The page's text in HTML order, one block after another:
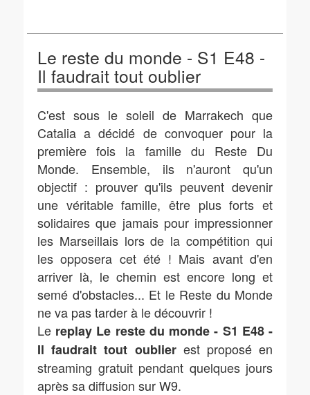
Le reste du monde - S1 E48 -
Il faudrait tout oublier
C'est sous le soleil de Marrakech que
Catalia a décidé de convoquer pour la
première fois la famille du Reste Du
Monde. Ensemble, ils n'auront qu'un
objectif : prouver qu'ils peuvent devenir
une véritable famille, être plus forts et
solidaires que jamais pour impressionner
les Marseillais lors de la compétition qui
les opposera cet été ! Mais avant d'en
arriver là, le chemin est encore long et
semé d'obstacles... Et le Reste du Monde
ne va pas tarder à le découvrir !
Le replay Le reste du monde - S1 E48 -
Il faudrait tout oublierest proposé en
streaming gratuit pendant quelques jours
après sa diffusion sur W9.